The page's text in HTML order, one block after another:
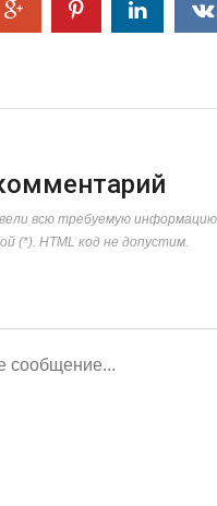
всю требуемую информацию,
(*). HTML код не допустим.